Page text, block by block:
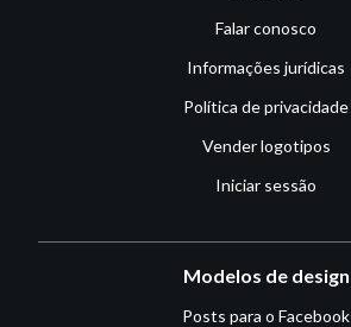
Falar conosco
Informações jurídicas
Política de privacidade
Vender logotipos
Iniciar sessão
Modelos de design
Posts para o Facebook